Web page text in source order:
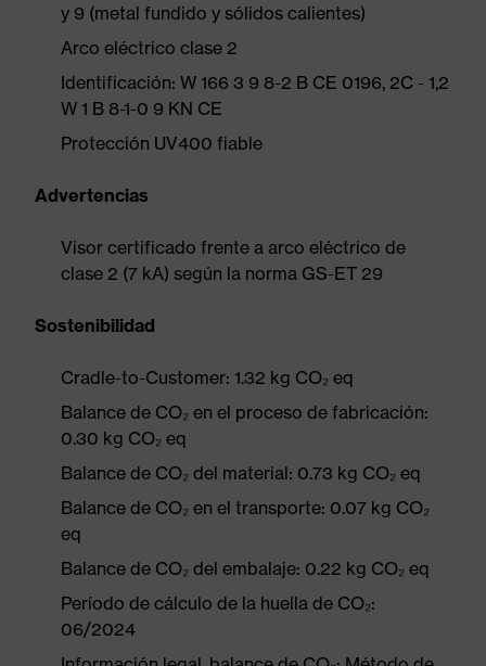
y 9 (metal fundido y sólidos calientes)
Arco eléctrico clase 2
Identificación: W 166 3 9 8-2 B CE 0196, 2C - 1,2
W 1 B 8-1-0 9 KN CE
Protección UV400 fiable
Advertencias
Visor certificado frente a arco eléctrico de
clase 2 (7 kA) según la norma GS-ET 29
Sostenibilidad
Cradle-to-Customer: 1.32 kg CO₂ eq
Balance de CO₂ en el proceso de fabricación:
0.30 kg CO₂ eq
Balance de CO₂ del material: 0.73 kg CO₂ eq
Balance de CO₂ en el transporte: 0.07 kg CO₂
eq
Balance de CO₂ del embalaje: 0.22 kg CO₂ eq
Período de cálculo de la huella de CO₂:
06/2024